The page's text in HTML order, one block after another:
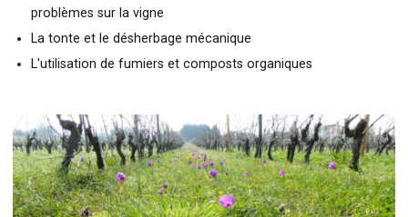
problèmes sur la vigne
La tonte et le désherbage mécanique
L'utilisation de fumiers et composts organiques